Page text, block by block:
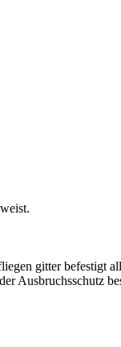
gitter befestigt
Ausbruchsschutz